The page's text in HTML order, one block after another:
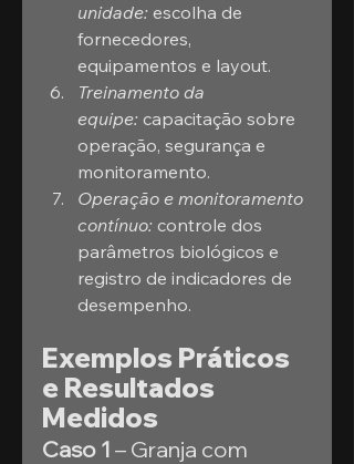
unidade: escolha de
fornecedores,
equipamentos e layout.
Treinamento da
equipe: capacitação sobre
operação, segurança e
monitoramento.
Operação e monitoramento
contínuo: controle dos
parâmetros biológicos e
registro de indicadores de
desempenho.
Exemplos Práticos
e Resultados
Medidos
Caso 1 – Granja com